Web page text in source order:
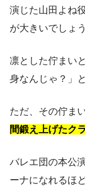
演じた山田よね
が大きいでしょう
凛とした佇まい
身なんじゃ？」
ただ、その佇ま
間鍛え上げたク
バレエ団の本公
ーナになれるほ